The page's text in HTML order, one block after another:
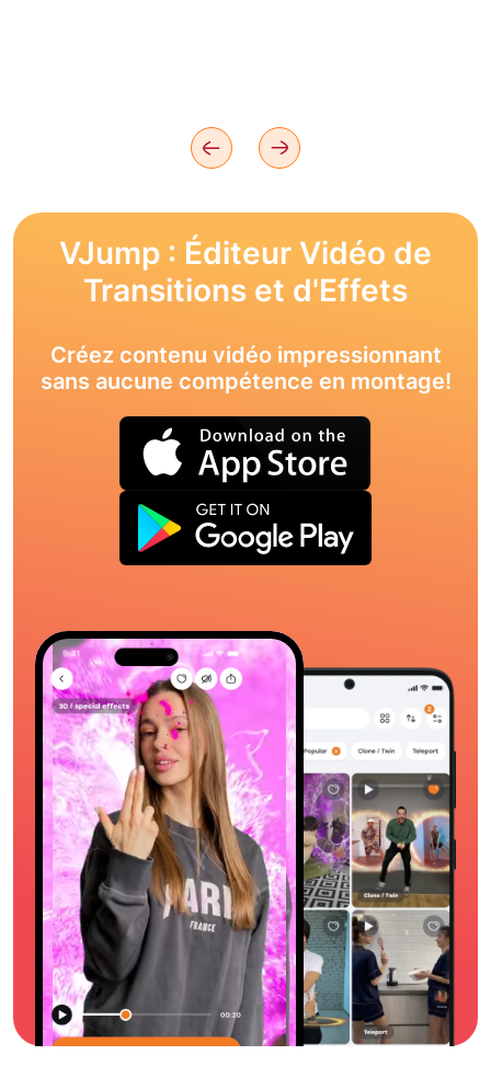
VJump : Éditeur Vidéo de
Transitions et d'Effets
Créez contenu vidéo impressionnant
sans aucune compétence en montage!